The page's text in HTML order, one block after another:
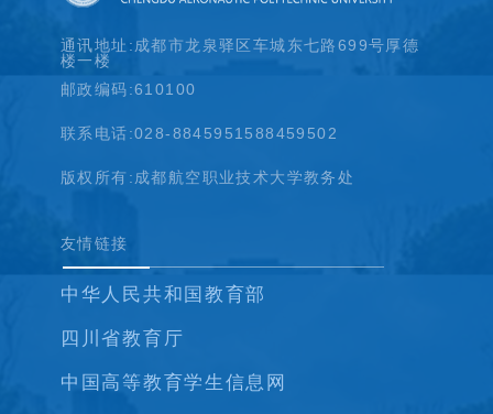
通讯地址:成都市龙泉驿区车城东七路699号厚德
楼一楼
邮政编码:610100
联系电话:028-8845951588459502
版权所有:成都航空职业技术大学教务处
友情链接
中华人民共和国教育部
四川省教育厅
中国高等教育学生信息网